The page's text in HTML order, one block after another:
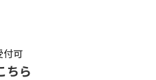
付可
ちら